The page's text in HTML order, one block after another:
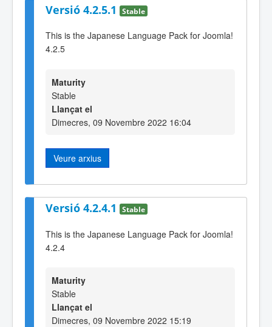
Versió 4.2.5.1 Stable
This is the Japanese Language Pack for Joomla!
4.2.5
Maturity
Stable
Llançat el
Dimecres, 09 Novembre 2022 16:04
Veure arxius
Versió 4.2.4.1 Stable
This is the Japanese Language Pack for Joomla!
4.2.4
Maturity
Stable
Llançat el
Dimecres, 09 Novembre 2022 15:19